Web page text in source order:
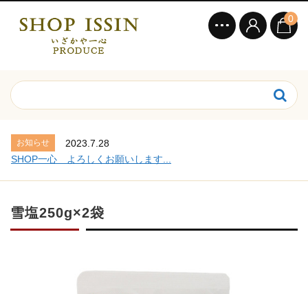
0
お知らせ
2023.7.28
SHOP一心 よろしくお願いします...
雪塩250g×2袋